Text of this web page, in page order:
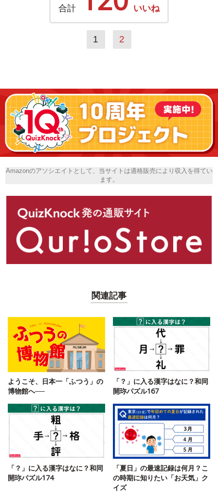
合計 いいね
1 2
Amazonのアソシエイトとして、当サイトは適格販売により収入を得てい
ます。
関連記事
ようこそ、日本一「ふつう」の
博物館へ──
「？」に入る漢字はなに？和同
開珎パズル167
「？」に入る漢字はなに？和同
開珎パズル174
「夏日」の最速記録は何月？こ
の時期に知りたい「お天気」ク
イズ